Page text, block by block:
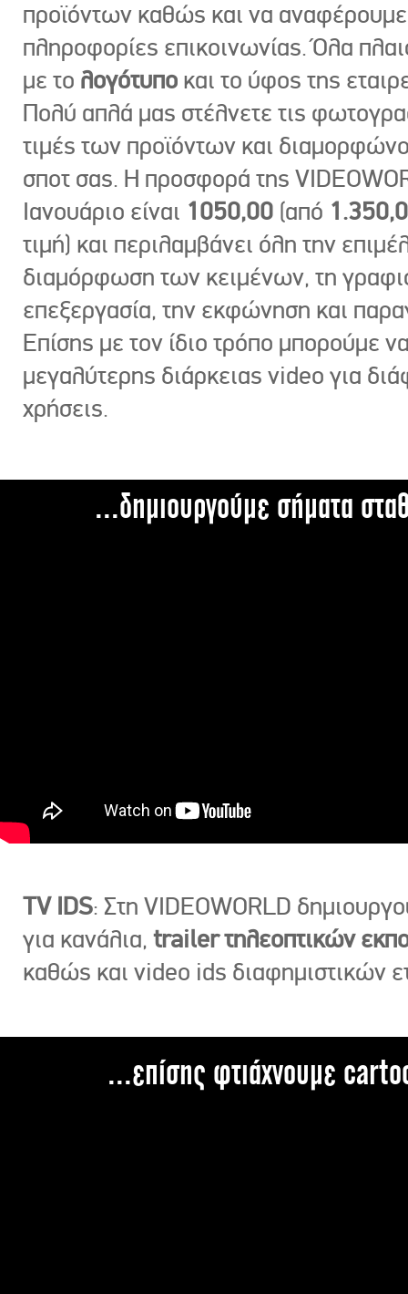
προϊόντων καθώς και να
πληροφορίες επικοινωνίας. Όλα
με το λογότυπο και το ύφος της
Πολύ απλά μας στέλνετε τις
τιμές των προϊόντων και
σποτ σας. Η προσφορά της
Ιανουάριο είναι 1050,00 (από
τιμή) και περιλαμβάνει όλη την
διαμόρφωση των κειμένων, τη
επεξεργασία, την εκφώνηση και
Επίσης με τον ίδιο τρόπο μπορούμε
μεγαλύτερης διάρκειας video για
χρήσεις.
...δημιουργούμε σήματα
TV IDS: Στη VIDEOWORLD
για κανάλια, trailer τηλεοπτικών
καθώς και video ids διαφημιστικών
...επίσης φτιάχνουμε